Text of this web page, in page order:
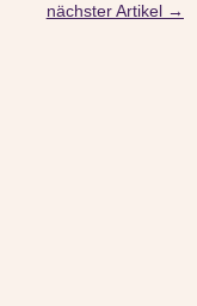
nächster Artikel→